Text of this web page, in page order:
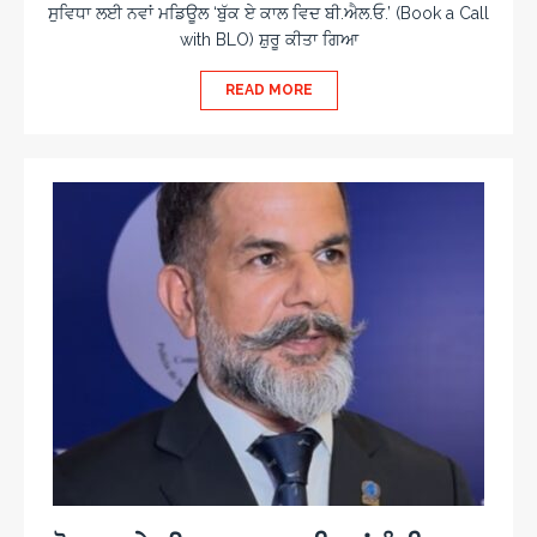
ਸੁਵਿਧਾ ਲਈ ਨਵਾਂ ਮਡਿਊਲ ‘ਬੁੱਕ ਏ ਕਾਲ ਵਿਦ ਬੀ.ਐਲ.ਓ.’ (Book a Call
with BLO) ਸ਼ੁਰੂ ਕੀਤਾ ਗਿਆ
READ MORE